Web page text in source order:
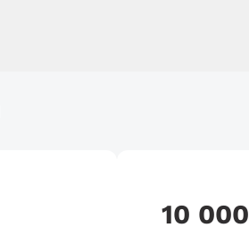
10 000